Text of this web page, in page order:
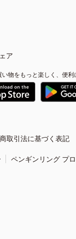
ア
い物をもっと楽しく、便利
取引法に基づく表記
ペンギンリング プ